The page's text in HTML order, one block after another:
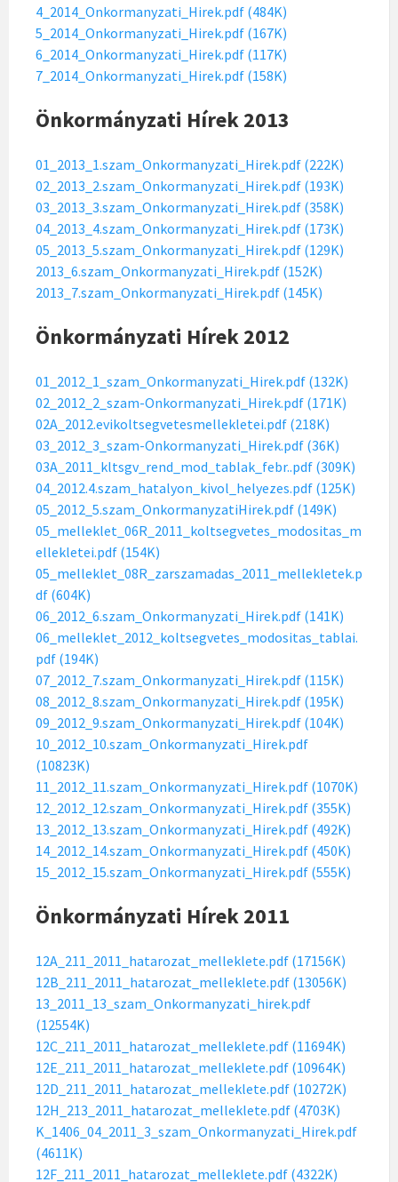
4_2014_Onkormanyzati_Hirek.pdf (484K)
5_2014_Onkormanyzati_Hirek.pdf (167K)
6_2014_Onkormanyzati_Hirek.pdf (117K)
7_2014_Onkormanyzati_Hirek.pdf (158K)
Önkormányzati Hírek 2013
01_2013_1.szam_Onkormanyzati_Hirek.pdf (222K)
02_2013_2.szam_Onkormanyzati_Hirek.pdf (193K)
03_2013_3.szam_Onkormanyzati_Hirek.pdf (358K)
04_2013_4.szam_Onkormanyzati_Hirek.pdf (173K)
05_2013_5.szam_Onkormanyzati_Hirek.pdf (129K)
2013_6.szam_Onkormanyzati_Hirek.pdf (152K)
2013_7.szam_Onkormanyzati_Hirek.pdf (145K)
Önkormányzati Hírek 2012
01_2012_1_szam_Onkormanyzati_Hirek.pdf (132K)
02_2012_2_szam-Onkormanyzati_Hirek.pdf (171K)
02A_2012.evikoltsegvetesmellekletei.pdf (218K)
03_2012_3_szam-Onkormanyzati_Hirek.pdf (36K)
03A_2011_kltsgv_rend_mod_tablak_febr..pdf (309K)
04_2012.4.szam_hatalyon_kivol_helyezes.pdf (125K)
05_2012_5.szam_OnkormanyzatiHirek.pdf (149K)
05_melleklet_06R_2011_koltsegvetes_modositas_m
ellekletei.pdf (154K)
05_melleklet_08R_zarszamadas_2011_mellekletek.p
df (604K)
06_2012_6.szam_Onkormanyzati_Hirek.pdf (141K)
06_melleklet_2012_koltsegvetes_modositas_tablai.
pdf (194K)
07_2012_7.szam_Onkormanyzati_Hirek.pdf (115K)
08_2012_8.szam_Onkormanyzati_Hirek.pdf (195K)
09_2012_9.szam_Onkormanyzati_Hirek.pdf (104K)
10_2012_10.szam_Onkormanyzati_Hirek.pdf
(10823K)
11_2012_11.szam_Onkormanyzati_Hirek.pdf (1070K)
12_2012_12.szam_Onkormanyzati_Hirek.pdf (355K)
13_2012_13.szam_Onkormanyzati_Hirek.pdf (492K)
14_2012_14.szam_Onkormanyzati_Hirek.pdf (450K)
15_2012_15.szam_Onkormanyzati_Hirek.pdf (555K)
Önkormányzati Hírek 2011
12A_211_2011_hatarozat_melleklete.pdf (17156K)
12B_211_2011_hatarozat_melleklete.pdf (13056K)
13_2011_13_szam_Onkormanyzati_hirek.pdf
(12554K)
12C_211_2011_hatarozat_melleklete.pdf (11694K)
12E_211_2011_hatarozat_melleklete.pdf (10964K)
12D_211_2011_hatarozat_melleklete.pdf (10272K)
12H_213_2011_hatarozat_melleklete.pdf (4703K)
K_1406_04_2011_3_szam_Onkormanyzati_Hirek.pdf
(4611K)
12F_211_2011_hatarozat_melleklete.pdf (4322K)